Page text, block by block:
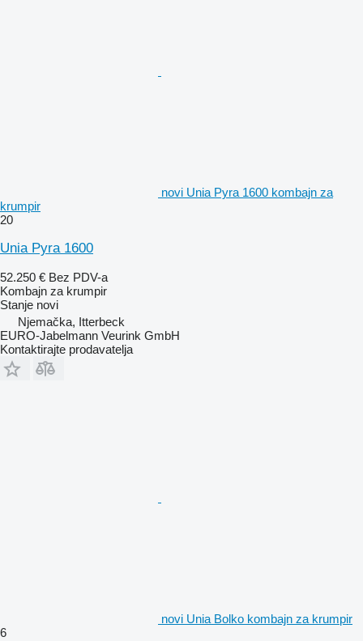
novi Unia Pyra 1600 kombajn za
krumpir
20
Unia Pyra 1600
52.250 € Bez PDV-a
Kombajn za krumpir
Stanje novi
Njemačka, Itterbeck
EURO-Jabelmann Veurink GmbH
Kontaktirajte prodavatelja
novi Unia Bolko kombajn za krumpir
6